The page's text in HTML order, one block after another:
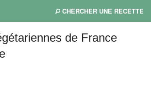
CHERCHER UNE RECETTE
de France